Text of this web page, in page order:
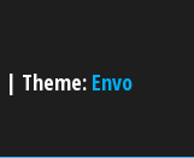
| Theme: Envo